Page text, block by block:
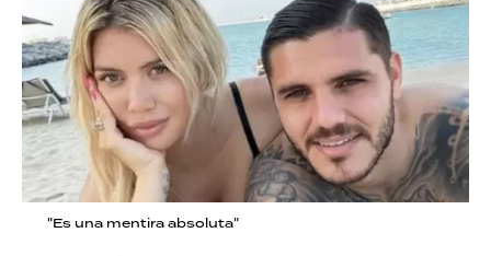
"Es una mentira absoluta"